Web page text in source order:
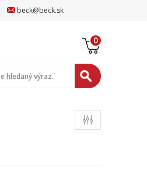
beck@beck.sk
0